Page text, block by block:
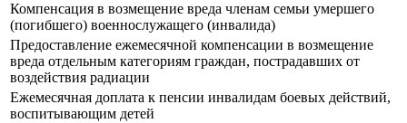
Компенсация в возмещение вреда членам семьи умершего
(погибшего) военнослужащего (инвалида)
Предоставление ежемесячной компенсации в возмещение
вреда отдельным категориям граждан, пострадавших от
воздействия радиации
Ежемесячная доплата к пенсии инвалидам боевых действий,
воспитывающим детей